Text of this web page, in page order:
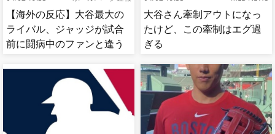
【海外の反応】大谷最大の
ライバル、ジャッジが試合
前に闘病中のファンと逢う
大谷さん牽制アウトになっ
たけど、この牽制はエグ過
ぎる